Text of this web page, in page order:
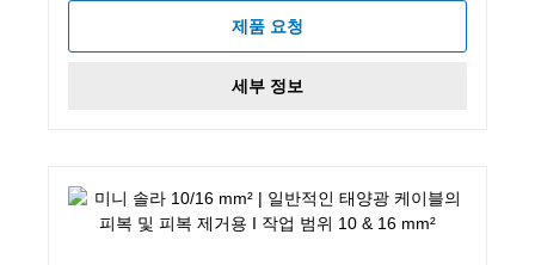
제품 요청
세부 정보